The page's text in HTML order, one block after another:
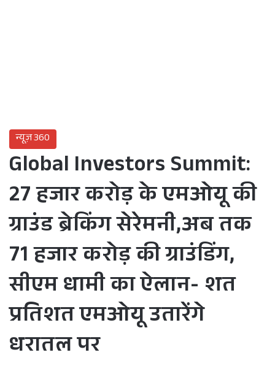
न्यूज़ 360
Global Investors Summit:
27 हजार करोड़ के एमओयू की
ग्राउंड ब्रेकिंग सेरेमनी,अब तक
71 हजार करोड़ की ग्राउंडिंग,
सीएम धामी का ऐलान- शत
प्रतिशत एमओयू उतारेंगे
धरातल पर